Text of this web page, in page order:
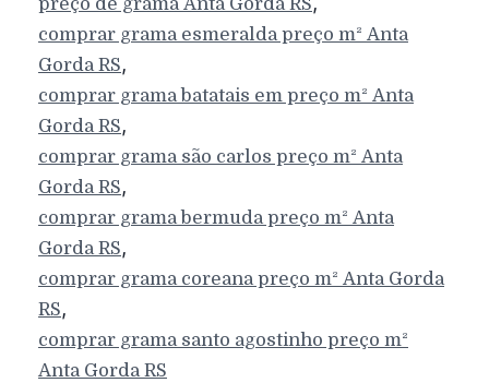
preço de gramaAnta Gorda RS
comprar grama esmeralda preço m² Anta
Gorda RS,
comprar grama batatais em preço m² Anta
Gorda RS,
comprar grama são carlos preço m² Anta
Gorda RS,
comprar grama bermuda preço m² Anta
Gorda RS,
comprar grama coreana preço m² Anta Gorda
RS,
comprar grama santo agostinho preço m²
Anta Gorda RS